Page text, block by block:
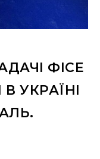
ФІСЕ
УКРАЇНІ